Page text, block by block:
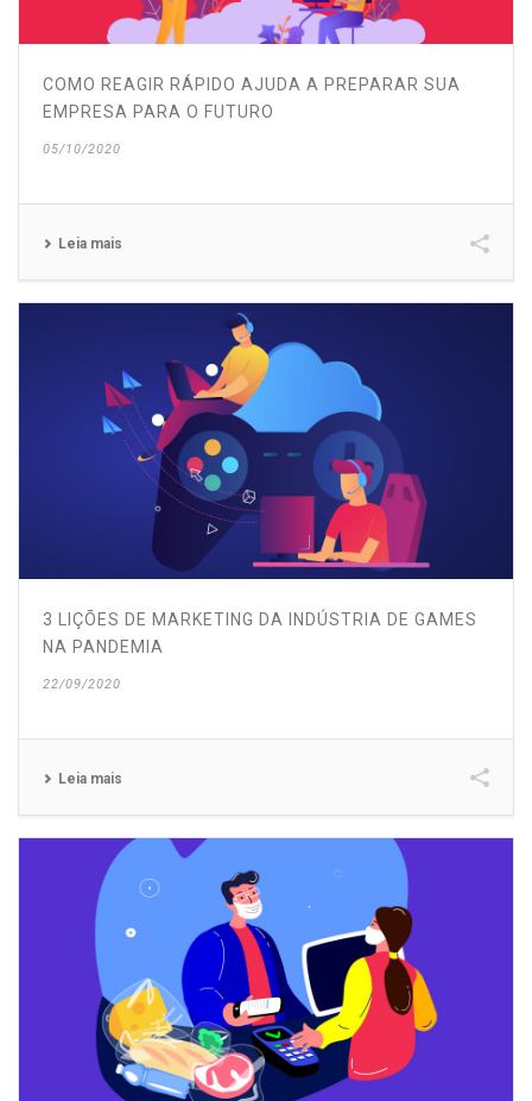
COMO REAGIR RÁPIDO AJUDA A PREPARAR SUA
EMPRESA PARA O FUTURO
05/10/2020
Leia mais
3 LIÇÕES DE MARKETING DA INDÚSTRIA DE GAMES
NA PANDEMIA
22/09/2020
Leia mais